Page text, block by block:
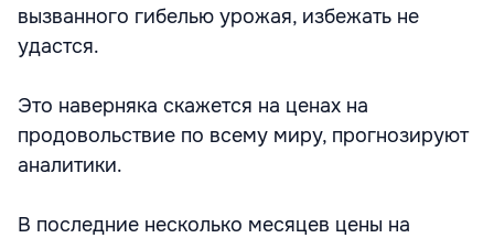
вызванного гибелью урожая, избежать не
удастся.
Это наверняка скажется на ценах на
продовольствие по всему миру, прогнозируют
аналитики.
В последние несколько месяцев цены на